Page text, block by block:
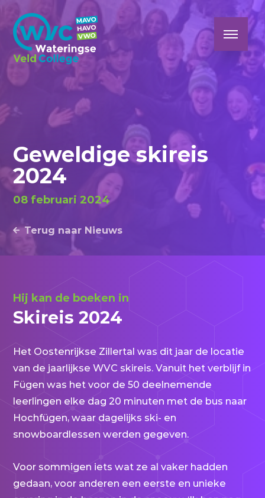
Geweldige skireis
2024
08 februari 2024
Terug naar Nieuws
Hij kan de boeken in
Skireis 2024
Het Oostenrijkse Zillertal was dit jaar de locatie
van de jaarlijkse WVC skireis. Vanuit het verblijf in
Fügen was het voor de 50 deelnemende
leerlingen elke dag 20 minuten met de bus naar
Hochfügen, waar dagelijks ski- en
snowboardlessen werden gegeven.
Voor sommigen iets wat ze al vaker hadden
gedaan, voor anderen een eerste en unieke